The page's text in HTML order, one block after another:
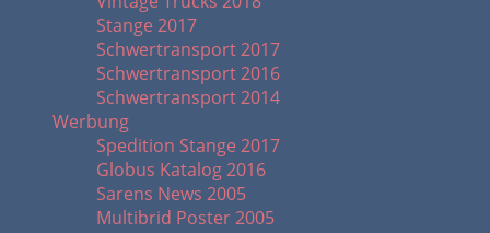
Stange 2017
Schwertransport 2017
Schwertransport 2016
Schwertransport 2014
Werbung
Spedition Stange 2017
Globus Katalog 2016
Sarens News 2005
Multibrid Poster 2005